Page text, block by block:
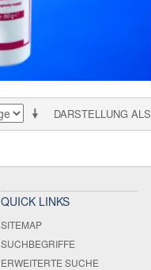
DARSTELLUNG ALS
QUICK LINKS
SITEMAP
SUCHBEGRIFFE
ERWEITERTE SUCHE